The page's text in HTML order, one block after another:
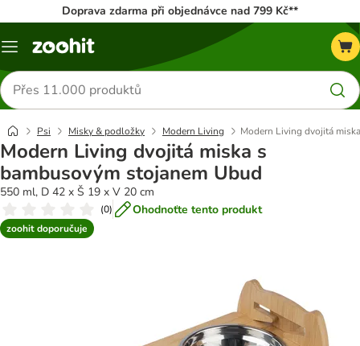
Doprava zdarma při objednávce nad 799 Kč**
Menu
Hledat
produkty
Psi Misky & podložky Modern Living Modern Living dvojitá
Modern Living dvojitá miska s
bambusovým stojanem Ubud
550 ml, D 42 x Š 19 x V 20 cm
(0) Ohodnoťte tento produkt
zoohit doporučuje